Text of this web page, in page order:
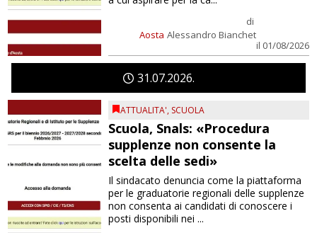
Aosta
di
Alessandro Bianchet
il 01/08/2026
31 07 2026
ATTUALITA', SCUOLA
Scuola, Snals: «Procedura
supplenze non consente la
scelta delle sedi»
Il sindacato denuncia come la piattaforma
per le graduatorie regionali delle supplenze
non consenta ai candidati di conoscere i
posti disponibili nei ...